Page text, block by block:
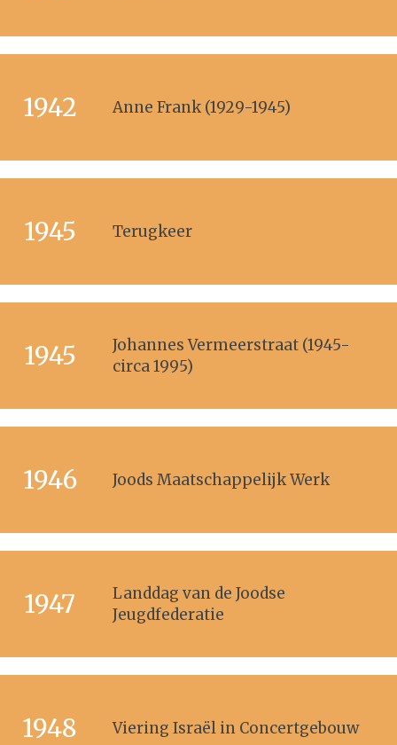
1942 Anne Frank (1929-1945)
1945 Terugkeer
1945
Johannes Vermeerstraat (1945-
circa 1995)
1946 Joods Maatschappelijk Werk
1947
Landdag van de Joodse
Jeugdfederatie
1948 Viering Israël in Concertgebouw